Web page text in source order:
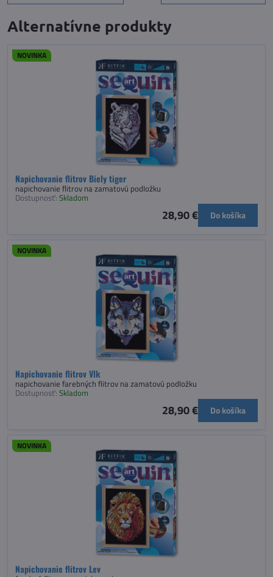
Alternatívne produkty
Napichovanie flitrov Biely tiger
NOVINKA
napichovanie flitrov na zamatovú podložku
Dostupnosť: Skladom
28,90 € Do košíka
Napichovanie flitrov Vlk
NOVINKA
napichovanie farebných flitrov na zamatovú podložku
Dostupnosť: Skladom
28,90 € Do košíka
Napichovanie flitrov Lev
NOVINKA